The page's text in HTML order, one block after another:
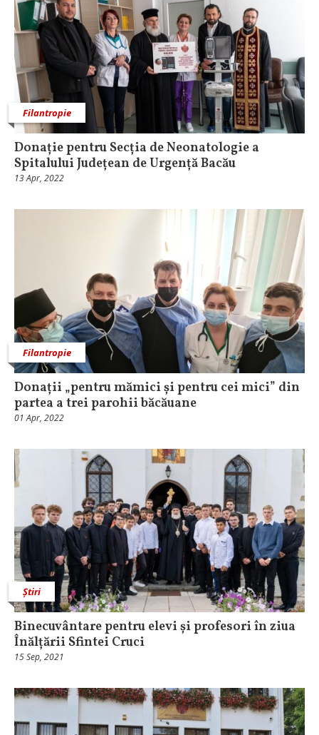
Filantropie
Donație pentru Secția de Neonatologie a
Spitalului Județean de Urgență Bacău
13 Apr, 2022
Filantropie
Donații „pentru mămici și pentru cei mici” din
partea a trei parohii băcăuane
01 Apr, 2022
Știri
Binecuvântare pentru elevi și profesori în ziua
Înălțării Sfintei Cruci
15 Sep, 2021